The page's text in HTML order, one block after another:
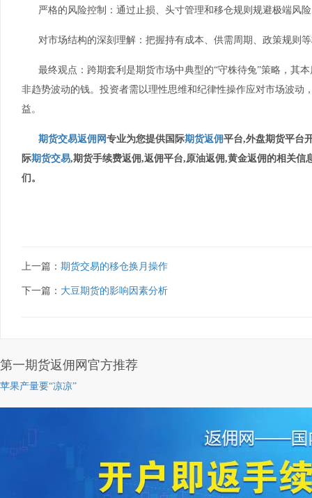
严格的风险控制：通过止损、头寸管理和移仓规则规避极端风
对市场结构的深刻理解：把握持有成本、供需周期、政策规则
最终观点：跨期套利是期货市场中典型的“守株待兔”策略，其
非趋势波动的钱。投资者需以理性思维和纪律性操作应对市场波动
益。
期货交易返佣网专业为您提供国际期货返佣平台,外盘期货平台
际期货交易,期货手续费返佣,返佣平台,原油返佣,黄金返佣的相关信
们。
上一篇： 期货交易的移仓换月操作
下一篇： 大豆期货的影响因素分析
第一期货返佣网官方推荐
苹果产量要“凉凉”